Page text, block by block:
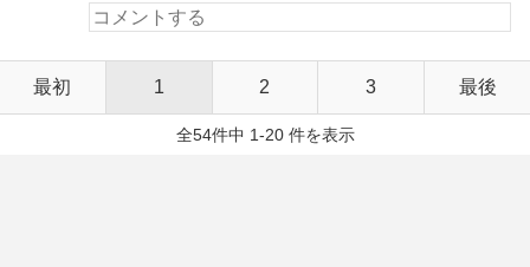
最初 1 2 3 最後
全54件中 1-20 件を表示